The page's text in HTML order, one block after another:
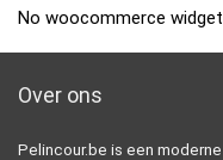
No woocommerce
Over ons
Pelincour.be is een